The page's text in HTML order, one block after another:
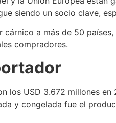
siendo un socio clave,
a más de 50
compradores.
los USD 3.672 millones
y congelada fue el